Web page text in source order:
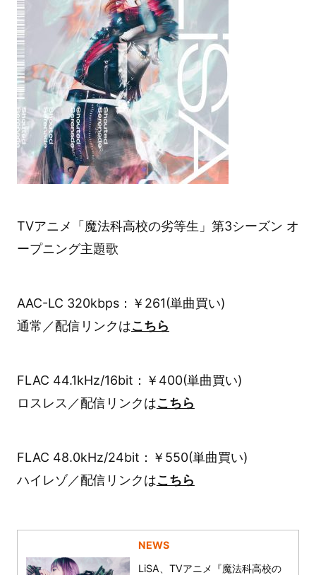
TVアニメ「魔法科高校の劣等生」第3シーズン オ
ープニング主題歌
AAC-LC 320kbps：￥261(単曲買い)
通常／配信リンクはこちら
FLAC 44.1kHz/16bit：￥400(単曲買い)
ロスレス／配信リンクはこちら
FLAC 48.0kHz/24bit：￥550(単曲買い)
ハイレゾ／配信リンクはこちら
NEWS
LiSA、TVアニメ『魔法科高校の